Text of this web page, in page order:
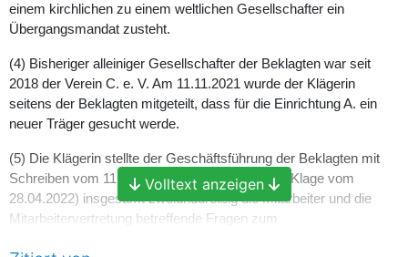
einem kirchlichen zu einem weltlichen Gesellschafter ein
Übergangsmandat zusteht.
(4) Bisheriger alleiniger Gesellschafter der Beklagten war seit
2018 der Verein C. e. V. Am 11.11.2021 wurde der Klägerin
seitens der Beklagten mitgeteilt, dass für die Einrichtung A. ein
neuer Träger gesucht werde.
(5) Die Klägerin stellte der Geschäftsführung der Beklagten mit
Schreiben vom 11.01.2022 (vgl. Anlage K 1 zur Klage vom
28.04.2022) insgesamt zweiunddreißig die Mitarbeiter und die
Mitarbeitervertretung betreffende Fragen zum
Volltext anzeigen